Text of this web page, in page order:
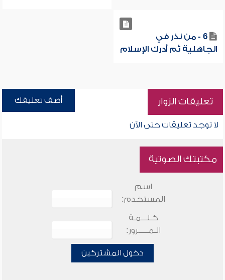
6 - من نذر في
الجاهلية ثم أدرك الإسلام
تعليقات الزوار أضف تعليقك
لا توجد تعليقات حتى الآن
مكتبتك الصوتية
اسم
المستخدم:
كـلـــمـة
الـمـــــرور:
دخول المشتركين